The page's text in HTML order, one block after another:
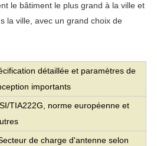
le bâtiment le plus grand à la ville et
la ville, avec un grand choix de
détaillée et paramètres de
importants
TIA222G, norme européenne et
de charge d'antenne selon